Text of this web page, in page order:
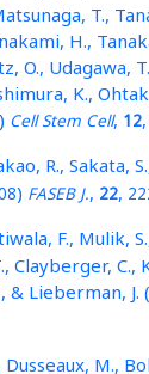
T.,
H.,
O., Udagawa,
K.,
) Cell Stem Cell, 12,
R., Sakata,
) FASEB J., 22,
F., Mulik,
Clayberger, C.,
& Lieberman, J. (
M.,